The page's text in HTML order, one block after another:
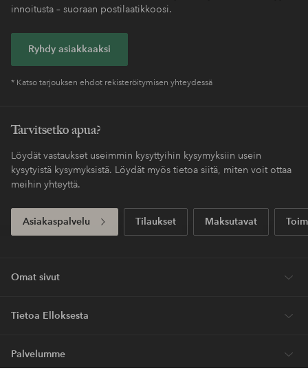
innoitusta – suoraan postilaatikkoosi.
Ryhdy asiakkaaksi
* Katso tarjouksen ehdot rekisteröitymisen yhteydessä
Tarvitsetko apua?
Löydät vastaukset useimmin kysyttyihin kysymyksiin usein
kysytyistä kysymyksistä. Löydät myös tietoa siitä, miten voit ottaa
meihin yhteyttä.
Asiakaspalvelu Tilaukset Maksutavat
Omat sivut
Tietoa Elloksesta
Palvelumme